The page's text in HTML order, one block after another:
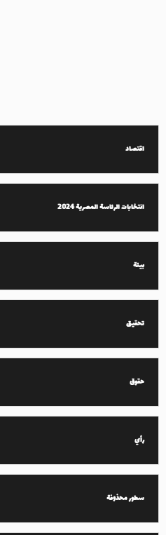
اقتصاد
انتخابات الرئاسة المصرية 2024
بيئة
تحقيق
حقوق
رأي
سطور محذوفة